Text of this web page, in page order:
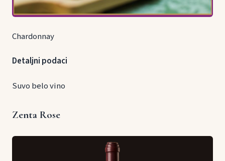
Chardonnay
Detaljni podaci
Suvo belo vino
Zenta Rose